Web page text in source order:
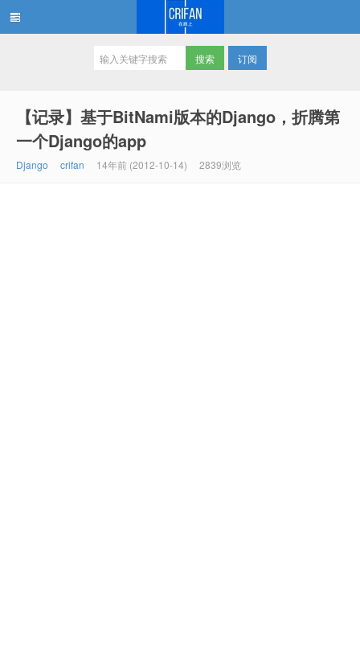
订阅
【记录】基于BitNami版本的Django，折腾第
一个Django的app
Django crifan 14年前 (2012-10-14) 2839浏览